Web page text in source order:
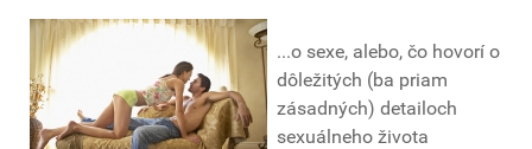
...o sexe, alebo, čo hovorí o
dôležitých (ba priam
zásadných) detailoch
sexuálneho života